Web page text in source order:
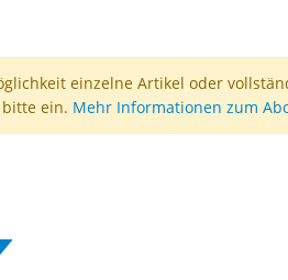
einzelne Artikel oder
ein. Mehr Informationen zum